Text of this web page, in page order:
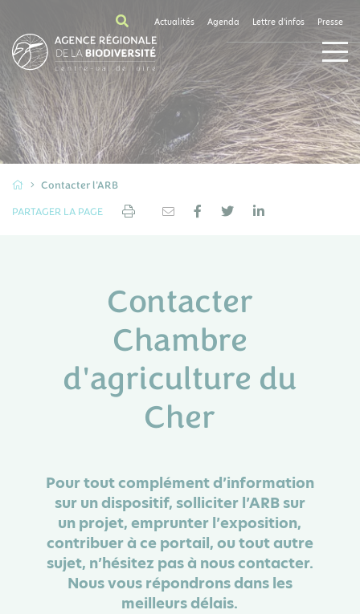
Actualités Agenda Lettre d'infos Presse
Contacter l'ARB
PARTAGER LA PAGE
Contacter
Chambre
d'agriculture du
Cher
Pour tout complément d’information
sur un dispositif, solliciter l’ARB sur
un projet, emprunter l’exposition,
contribuer à ce portail, ou tout autre
sujet, n’hésitez pas à nous contacter.
Nous vous répondrons dans les
meilleurs délais.